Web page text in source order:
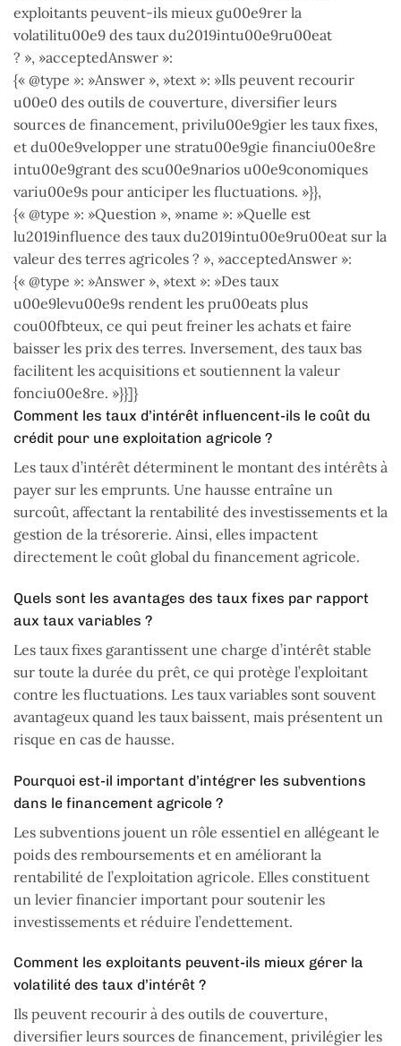
exploitants peuvent-ils mieux gu00e9rer la
volatilitu00e9 des taux du2019intu00e9ru00eat
? », »acceptedAnswer »:
{« @type »: »Answer », »text »: »Ils peuvent recourir
u00e0 des outils de couverture, diversifier leurs
sources de financement, privilu00e9gier les taux fixes,
et du00e9velopper une stratu00e9gie financiu00e8re
intu00e9grant des scu00e9narios u00e9conomiques
variu00e9s pour anticiper les fluctuations. »}},
{« @type »: »Question », »name »: »Quelle est
lu2019influence des taux du2019intu00e9ru00eat sur la
valeur des terres agricoles ? », »acceptedAnswer »:
{« @type »: »Answer », »text »: »Des taux
u00e9levu00e9s rendent les pru00eats plus
cou00fbteux, ce qui peut freiner les achats et faire
baisser les prix des terres. Inversement, des taux bas
facilitent les acquisitions et soutiennent la valeur
fonciu00e8re. »}}]}
Comment les taux d’intérêt influencent-ils le coût du
crédit pour une exploitation agricole ?
Les taux d’intérêt déterminent le montant des intérêts à
payer sur les emprunts. Une hausse entraîne un
surcoût, affectant la rentabilité des investissements et la
gestion de la trésorerie. Ainsi, elles impactent
directement le coût global du financement agricole.
Quels sont les avantages des taux fixes par rapport
aux taux variables ?
Les taux fixes garantissent une charge d’intérêt stable
sur toute la durée du prêt, ce qui protège l’exploitant
contre les fluctuations. Les taux variables sont souvent
avantageux quand les taux baissent, mais présentent un
risque en cas de hausse.
Pourquoi est-il important d’intégrer les subventions
dans le financement agricole ?
Les subventions jouent un rôle essentiel en allégeant le
poids des remboursements et en améliorant la
rentabilité de l’exploitation agricole. Elles constituent
un levier financier important pour soutenir les
investissements et réduire l’endettement.
Comment les exploitants peuvent-ils mieux gérer la
volatilité des taux d’intérêt ?
Ils peuvent recourir à des outils de couverture,
diversifier leurs sources de financement, privilégier les